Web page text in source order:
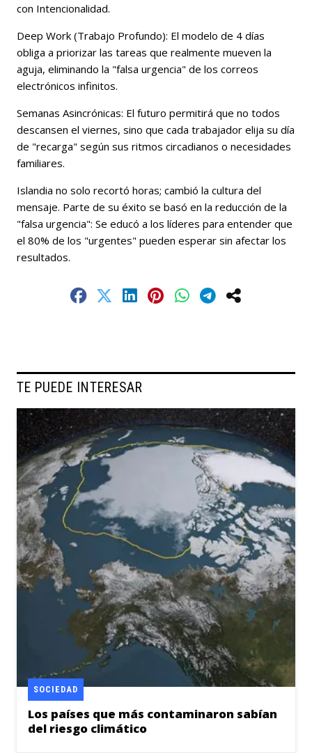
con Intencionalidad.
Deep Work (Trabajo Profundo): El modelo de 4 días
obliga a priorizar las tareas que realmente mueven la
aguja, eliminando la "falsa urgencia" de los correos
electrónicos infinitos.
Semanas Asincrónicas: El futuro permitirá que no todos
descansen el viernes, sino que cada trabajador elija su día
de "recarga" según sus ritmos circadianos o necesidades
familiares.
Islandia no solo recortó horas; cambió la cultura del
mensaje. Parte de su éxito se basó en la reducción de la
"falsa urgencia": Se educó a los líderes para entender que
el 80% de los "urgentes" pueden esperar sin afectar los
resultados.
TE PUEDE INTERESAR
Los países que más contaminaron sabían
del riesgo climático
SOCIEDAD